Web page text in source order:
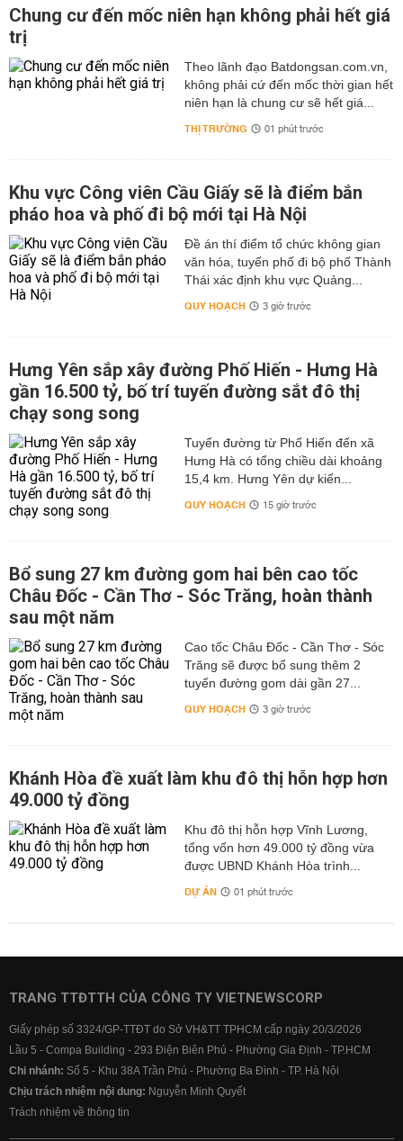
Chung cư đến mốc niên hạn không phải hết giá
trị
Theo lãnh đạo Batdongsan.com.vn,
không phải cứ đến mốc thời gian hết
niên hạn là chung cư sẽ hết giá...
THỊ TRƯỜNG 01 phút trước
Khu vực Công viên Cầu Giấy sẽ là điểm bắn
pháo hoa và phố đi bộ mới tại Hà Nội
Đề án thí điểm tổ chức không gian
văn hóa, tuyến phố đi bộ phố Thành
Thái xác định khu vực Quảng...
QUY HOẠCH 3 giờ trước
Hưng Yên sắp xây đường Phố Hiến - Hưng Hà
gần 16.500 tỷ, bố trí tuyến đường sắt đô thị
chạy song song
Tuyến đường từ Phố Hiến đến xã
Hưng Hà có tổng chiều dài khoảng
15,4 km. Hưng Yên dự kiến...
QUY HOẠCH 15 giờ trước
Bổ sung 27 km đường gom hai bên cao tốc
Châu Đốc - Cần Thơ - Sóc Trăng, hoàn thành
sau một năm
Cao tốc Châu Đốc - Cần Thơ - Sóc
Trăng sẽ được bổ sung thêm 2
tuyến đường gom dài gần 27...
QUY HOẠCH 3 giờ trước
Khánh Hòa đề xuất làm khu đô thị hỗn hợp hơn
49.000 tỷ đồng
Khu đô thị hỗn hợp Vĩnh Lương,
tổng vốn hơn 49.000 tỷ đồng vừa
được UBND Khánh Hòa trình...
DỰ ÁN 01 phút trước
TRANG TTĐTTH CỦA CÔNG TY VIETNEWSCORP
Giấy phép số 3324/GP-TTĐT do Sở VH&TT TPHCM cấp ngày 20/3/2026
Lầu 5 - Compa Building - 293 Điện Biên Phủ - Phường Gia Định - TP.HCM
Chi nhánh: Số 5 - Khu 38A Trần Phú - Phường Ba Đình - TP. Hà Nội
Chịu trách nhiệm nội dung: Nguyễn Minh Quyết
Trách nhiệm về thông tin